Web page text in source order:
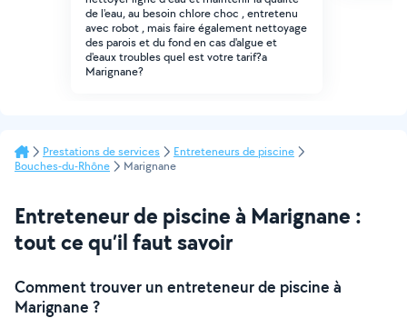
de l'eau, au besoin chlore choc , entretenu
avec robot , mais faire également nettoyage
des parois et du fond en cas d'algue et
d'eaux troubles quel est votre tarif?a
Marignane?
Prestations de services
Entreteneurs de piscine
Bouches-du-Rhône
Marignane
Entreteneur de piscine à Marignane :
tout ce qu’il faut savoir
Comment trouver un entreteneur de piscine à
Marignane ?